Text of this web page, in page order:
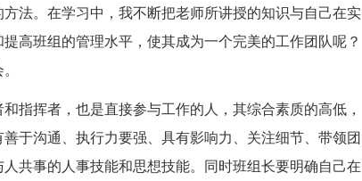
法。在学习中，我不断把老师所讲授的知识与自己在实
高班组的管理水平，使其成为一个完美的工作团队呢？
指挥者，也是直接参与工作的人，其综合素质的高低，
于沟通、执行力要强、具有影响力、关注细节、带领团
共事的人事技能和思想技能。同时班组长要明确自己在